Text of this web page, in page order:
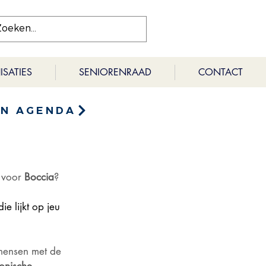
SENIORENRAAD CONTACT
AGENDA
Boccia?
lijkt op jeu
met de